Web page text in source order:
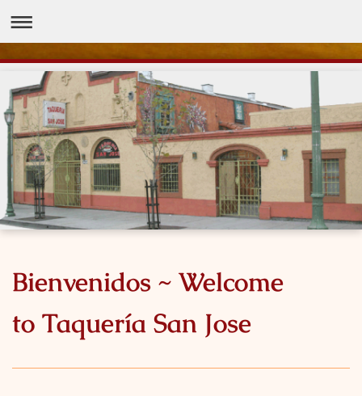
Bienvenidos ~ Welcome
to Taquería San Jose